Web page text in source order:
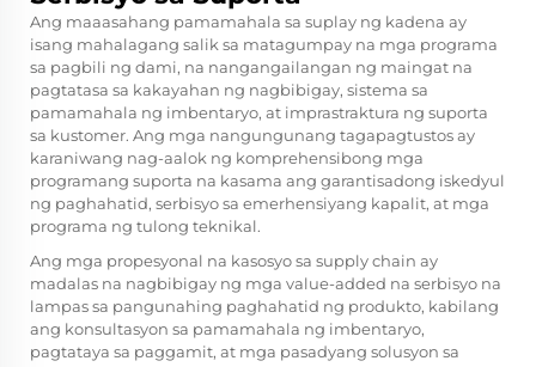
Ang maaasahang pamamahala sa suplay ng kadena ay
isang mahalagang salik sa matagumpay na mga programa
sa pagbili ng dami, na nangangailangan ng maingat na
pagtatasa sa kakayahan ng nagbibigay, sistema sa
pamamahala ng imbentaryo, at imprastraktura ng suporta
sa kustomer. Ang mga nangungunang tagapagtustos ay
karaniwang nag-aalok ng komprehensibong mga
programang suporta na kasama ang garantisadong iskedyul
ng paghahatid, serbisyo sa emerhensiyang kapalit, at mga
programa ng tulong teknikal.
Ang mga propesyonal na kasosyo sa supply chain ay
madalas na nagbibigay ng mga value-added na serbisyo na
lampas sa pangunahing paghahatid ng produkto, kabilang
ang konsultasyon sa pamamahala ng imbentaryo,
pagtataya sa paggamit, at mga pasadyang solusyon sa